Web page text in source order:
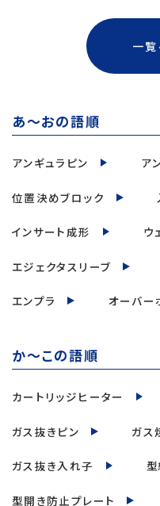
一
あ～おの語順
アンギュラピン ア
位置決めブロック
インサート成形 ウ
エジェクタスリーブ
エンプラ オーバー
か～この語順
カートリッジヒーター
ガス抜きピン ガス
ガス抜き入れ子 型
型開き防止プレート